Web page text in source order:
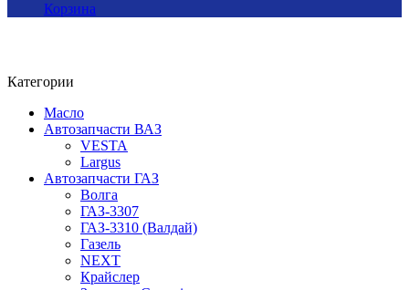
Корзина
Категории
Масло
Автозапчасти ВАЗ
VESTA
Largus
Автозапчасти ГАЗ
Волга
ГАЗ-3307
ГАЗ-3310 (Валдай)
Газель
NEXT
Крайслер